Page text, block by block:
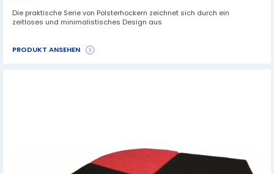
Die praktische Serie von Polsterhockern zeichnet sich durch ein
zeitloses und minimalistisches Design aus
PRODUKT ANSEHEN